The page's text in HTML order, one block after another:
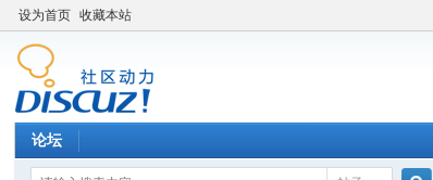
设为首页 收藏本站
论坛